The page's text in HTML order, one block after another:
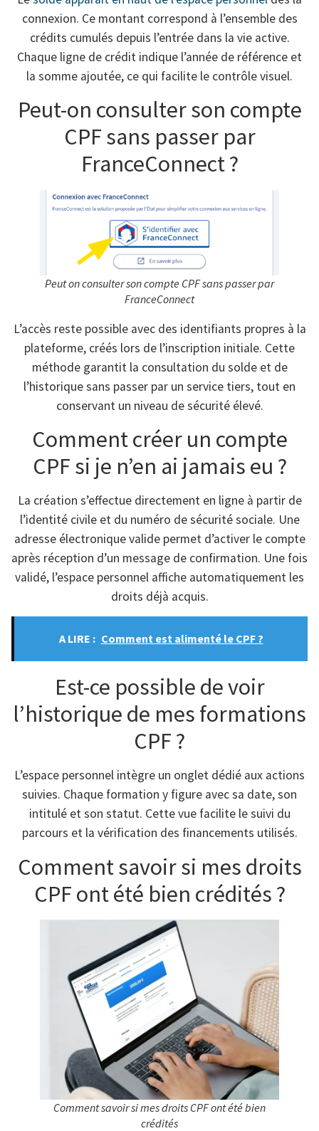
connexion. Ce montant correspond à l’ensemble des
crédits cumulés depuis l’entrée dans la vie active.
Chaque ligne de crédit indique l’année de référence et
la somme ajoutée, ce qui facilite le contrôle visuel.
Peut-on consulter son compte
CPF sans passer par
FranceConnect ?
Peut on consulter son compte CPF sans passer par
FranceConnect
L’accès reste possible avec des identifiants propres à la
plateforme, créés lors de l’inscription initiale. Cette
méthode garantit la consultation du solde et de
l’historique sans passer par un service tiers, tout en
conservant un niveau de sécurité élevé.
Comment créer un compte
CPF si je n’en ai jamais eu ?
La création s’effectue directement en ligne à partir de
l’identité civile et du numéro de sécurité sociale. Une
adresse électronique valide permet d’activer le compte
après réception d’un message de confirmation. Une fois
validé, l’espace personnel affiche automatiquement les
droits déjà acquis.
A LIRE : Comment est alimenté le CPF ?
Est-ce possible de voir
l’historique de mes formations
CPF ?
L’espace personnel intègre un onglet dédié aux actions
suivies. Chaque formation y figure avec sa date, son
intitulé et son statut. Cette vue facilite le suivi du
parcours et la vérification des financements utilisés.
Comment savoir si mes droits
CPF ont été bien crédités ?
Comment savoir si mes droits CPF ont été bien
crédités